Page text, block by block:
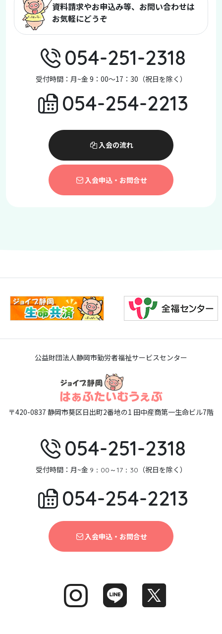
資料請求やお申込み等、お問い合わせは
お気軽にどうぞ
054-251-2318
受付時間：月~金 9：00～17：30（祝日を除く）
054-254-2213
入会の流れ
入会申込・お問合せ
公益財団法人静岡市勤労者福祉サービスセンター
〒420-0837 静岡市葵区日出町2番地の1 田中産商第一生命ビル7階
054-251-2318
受付時間：月~金 9：00～17：30 （祝日を除く）
054-254-2213
入会申込・お問合せ